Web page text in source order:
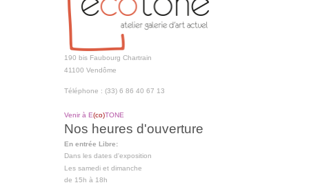
190 bis Faubourg Chartrain
41100 Vendôme
Téléphone : (33) 6 86 40 67 13
Venir à E(co)TONE
Nos heures d'ouverture
En entrée Libre:
Dans les dates d'exposition
Les samedi et dimanche
de 15h à 18h